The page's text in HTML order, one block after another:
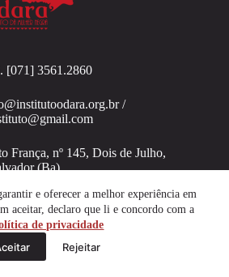
e oferecer a melhor experiência em
aceitar, declaro que li e concordo com a
de privacidade
Rejeitar
[071] 3561.2860
/
França, nº 145, Dois de Julho,
(Ba).